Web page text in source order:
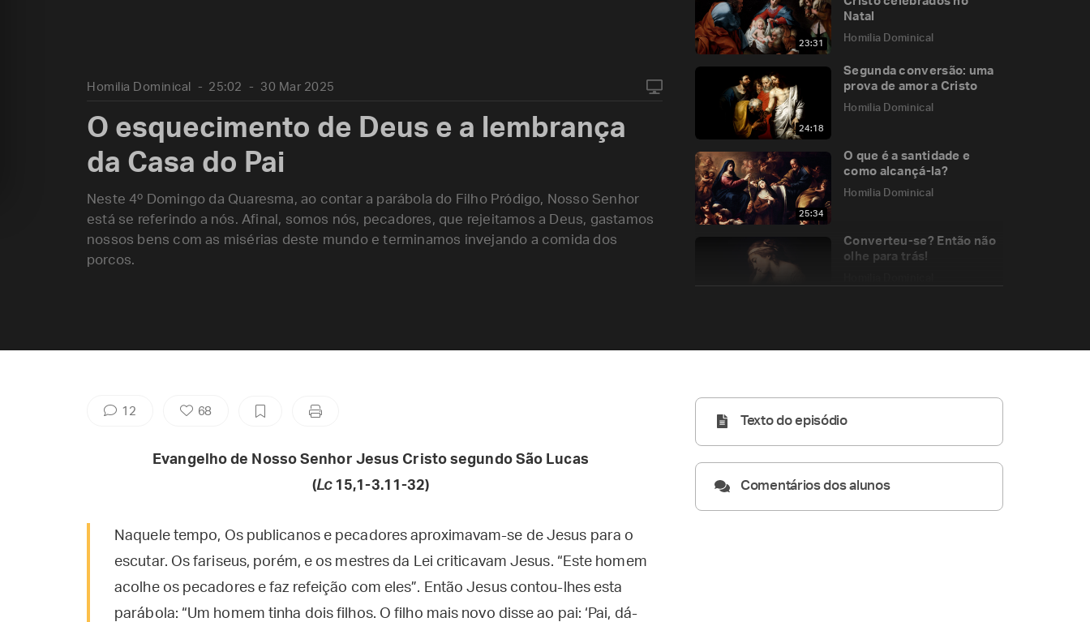
23:31
Natal
Homilia Dominical
24:18
Segunda conversão: uma
prova de amor a Cristo
Homilia Dominical
25:34
O que é a santidade e
como alcançá-la?
Homilia Dominical
Converteu-se? Então não
olhe para trás!
Homilia Dominical 25:02 30 Mar 2025
O esquecimento de Deus e a lembrança
da Casa do Pai
Neste 4º Domingo da Quaresma, ao contar a parábola do Filho Pródigo, Nosso Senhor
está se referindo a nós. Afinal, somos nós, pecadores, que rejeitamos a Deus, gastamos
nossos bens com as misérias deste mundo e terminamos invejando a comida dos
porcos.
12 68
Evangelho de Nosso Senhor Jesus Cristo segundo São Lucas
(Lc 15,1-3.11-32)
Naquele tempo, Os publicanos e pecadores aproximavam-se de Jesus para o
escutar. Os fariseus, porém, e os mestres da Lei criticavam Jesus. “Este homem
acolhe os pecadores e faz refeição com eles”. Então Jesus contou-lhes esta
parábola: “Um homem tinha dois filhos. O filho mais novo disse ao pai: ‘Pai, dá-
Texto do episódio
Comentários dos alunos